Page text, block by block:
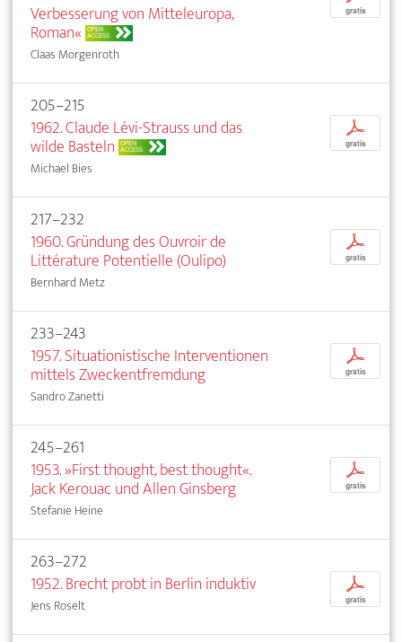
Verbesserung von Mitteleuropa,
Roman« OPEN
ACCESS
Claas Morgenroth
gratis
205–215
1962. Claude Lévi-Strauss und das
wilde Basteln OPEN
ACCESS
Michael Bies
p
gratis
217–232
1960. Gründung des Ouvroir de
Littérature Potentielle (Oulipo)
Bernhard Metz
p
gratis
233–243
1957. Situationistische Interventionen
mittels Zweckentfremdung
Sandro Zanetti
p
gratis
245–261
1953. »First thought, best thought«.
Jack Kerouac und Allen Ginsberg
Stefanie Heine
p
gratis
263–272
1952. Brecht probt in Berlin induktiv
Jens Roselt
p
gratis